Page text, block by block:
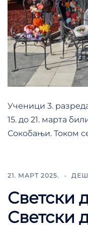
Ученици 3.
15. до 21. марта
Сокобањи. Током
21. МАРТ 2025.
Светски
Светски